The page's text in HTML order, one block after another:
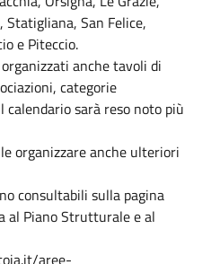
Statigliana, San Felice,
e Piteccio.
anche tavoli di
categorie
calendario sarà reso noto più
organizzare anche ulteriori
consultabili sulla pagina
al Piano Strutturale e al
aree-